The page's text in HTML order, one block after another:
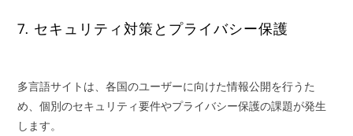
7. セキュリティ対策とプライバシー保護
多言語サイトは、各国のユーザーに向けた情報公開を行うた
め、個別のセキュリティ要件やプライバシー保護の課題が発生
します。